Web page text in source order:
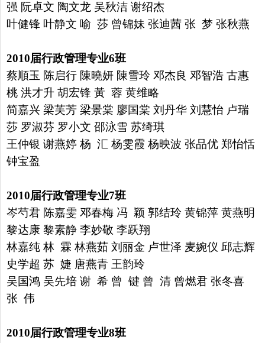
强 阮卓文 陶文龙 吴秋洁 谢绍杰
叶健锋 叶静文 喻 莎 曾锦妹 张迪茜 张 梦 张秋燕
2010届行政管理专业6班
蔡順玉 陈启行 陳曉妍 陳雪玲 邓杰良 邓智浩 古惠
桃 洪才升 胡宏锋 黃 蓉 黄维略
简嘉兴 梁芙芳 梁景棠 廖国棠 刘丹华 刘慧怡 卢瑞
莎 罗淑芬 罗小文 邵泳雪 苏绮琪
王仲银 谢燕婷 杨 汇 杨雯霞 杨映波 张品优 郑怡恬
钟宝盈
2010届行政管理专业7班
岑芍君 陈嘉雯 邓春梅 冯 颖 郭结玲 黄锦萍 黄燕明
黎达康 黎素静 李妙敬 李跃翔
林嘉纯 林 霖 林燕茹 刘丽金 卢世泽 麦婉仪 邱志辉
史学超 苏 婕 唐燕青 王韵玲
吴国鸿 吴先培 谢 希 曾 键 曾 清 曾燃君 张冬喜
张 伟
2010届行政管理专业8班